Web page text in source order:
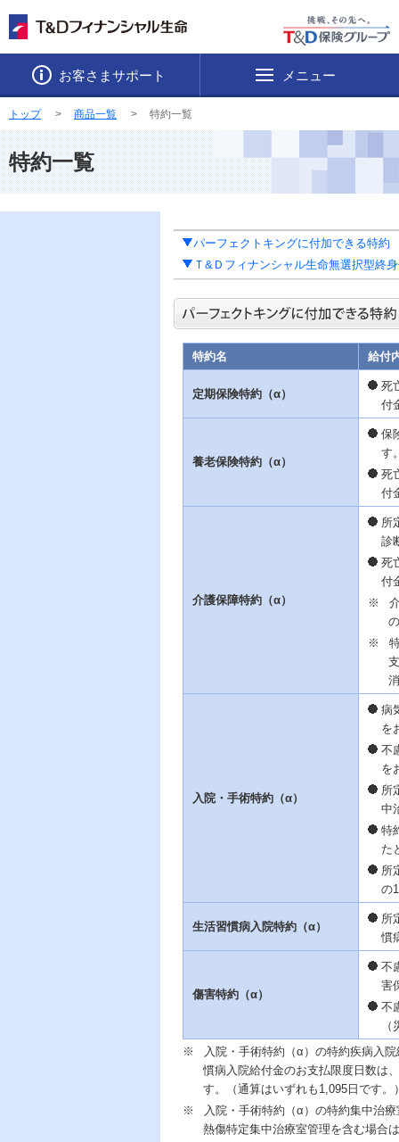
お客さまサポート メニュー
トップ 商品一覧 特約一覧
特約一覧
パーフェクトキングに付加できる特約
Ｔ&Ｄフィナンシャル生命無選択型終
特約名 給付
定期保険特約（α）
死
付
養老保険特約（α）
保
す
死
付
介護保障特約（α）
所
診
死
付
※
※
入院・手術特約（α）
病
を
不
を
所
中
特
た
所
の
生活習慣病入院特約（α）
所
慣
傷害特約（α）
不
害
不
※
入院・手術特約（α）の特約疾病入
慣病入院給付金のお支払限度日数は
す。（通算はいずれも1,095日です。
※
入院・手術特約（α）の特約集中治
熱傷特定集中治療室管理を含む場合